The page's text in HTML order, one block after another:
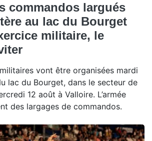
commandos largués
au lac du Bourget
militaire, le
vont être organisées mardi
lac du Bourget, dans le secteur de
12 août à Valloire. L’armée
des largages de commandos.